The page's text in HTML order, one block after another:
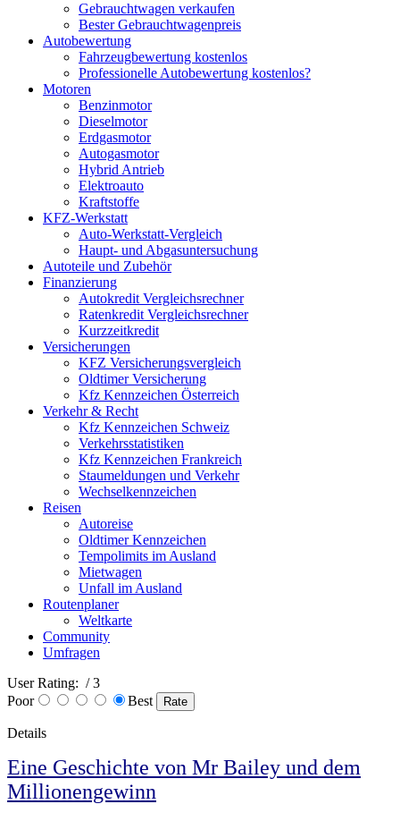
Gebrauchtwagen verkaufen
Bester Gebrauchtwagenpreis
Autobewertung
Fahrzeugbewertung kostenlos
Professionelle Autobewertung kostenlos?
Motoren
Benzinmotor
Dieselmotor
Erdgasmotor
Autogasmotor
Hybrid Antrieb
Elektroauto
Kraftstoffe
KFZ-Werkstatt
Auto-Werkstatt-Vergleich
Haupt- und Abgasuntersuchung
Autoteile und Zubehör
Finanzierung
Autokredit Vergleichsrechner
Ratenkredit Vergleichsrechner
Kurzzeitkredit
Versicherungen
KFZ Versicherungsvergleich
Oldtimer Versicherung
Kfz Kennzeichen Österreich
Verkehr & Recht
Kfz Kennzeichen Schweiz
Verkehrsstatistiken
Kfz Kennzeichen Frankreich
Staumeldungen und Verkehr
Wechselkennzeichen
Reisen
Autoreise
Oldtimer Kennzeichen
Tempolimits im Ausland
Mietwagen
Unfall im Ausland
Routenplaner
Weltkarte
Community
Umfragen
User Rating: / 3
Poor
Best
Details
Eine Geschichte von Mr Bailey und dem
Millionengewinn